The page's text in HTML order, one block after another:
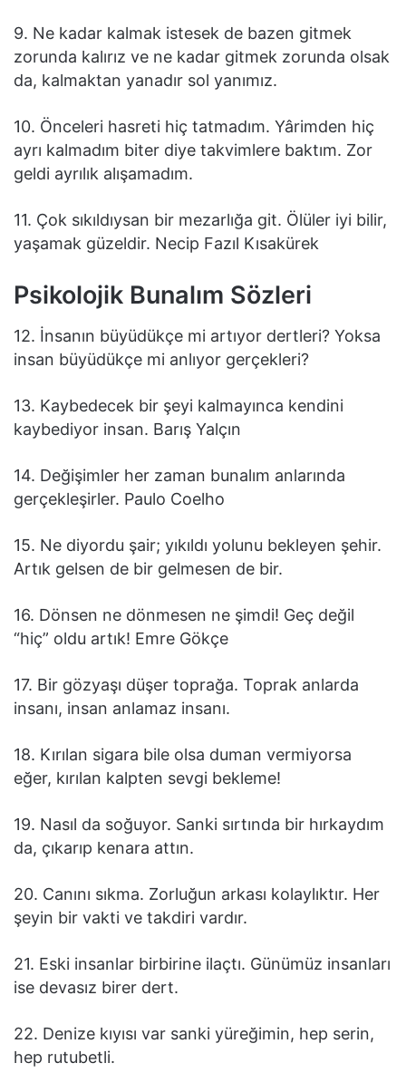
9. Ne kadar kalmak istesek de bazen gitmek
zorunda kalırız ve ne kadar gitmek zorunda olsak
da, kalmaktan yanadır sol yanımız.
10. Önceleri hasreti hiç tatmadım. Yârimden hiç
ayrı kalmadım biter diye takvimlere baktım. Zor
geldi ayrılık alışamadım.
11. Çok sıkıldıysan bir mezarlığa git. Ölüler iyi bilir,
yaşamak güzeldir. Necip Fazıl Kısakürek
Psikolojik Bunalım Sözleri
12. İnsanın büyüdükçe mi artıyor dertleri? Yoksa
insan büyüdükçe mi anlıyor gerçekleri?
13. Kaybedecek bir şeyi kalmayınca kendini
kaybediyor insan. Barış Yalçın
14. Değişimler her zaman bunalım anlarında
gerçekleşirler. Paulo Coelho
15. Ne diyordu şair; yıkıldı yolunu bekleyen şehir.
Artık gelsen de bir gelmesen de bir.
16. Dönsen ne dönmesen ne şimdi! Geç değil
“hiç” oldu artık! Emre Gökçe
17. Bir gözyaşı düşer toprağa. Toprak anlarda
insanı, insan anlamaz insanı.
18. Kırılan sigara bile olsa duman vermiyorsa
eğer, kırılan kalpten sevgi bekleme!
19. Nasıl da soğuyor. Sanki sırtında bir hırkaydım
da, çıkarıp kenara attın.
20. Canını sıkma. Zorluğun arkası kolaylıktır. Her
şeyin bir vakti ve takdiri vardır.
21. Eski insanlar birbirine ilaçtı. Günümüz insanları
ise devasız birer dert.
22. Denize kıyısı var sanki yüreğimin, hep serin,
hep rutubetli.